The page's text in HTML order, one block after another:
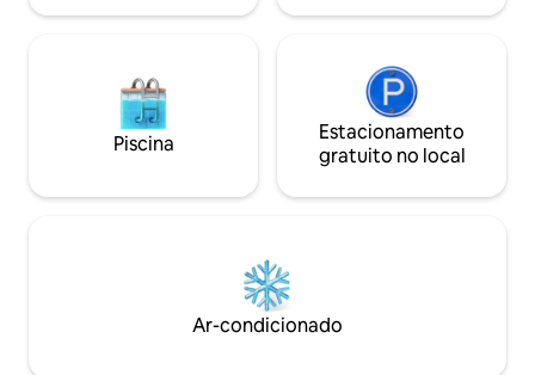
Piscina
Estacionamento
gratuito no local
Ar-condicionado